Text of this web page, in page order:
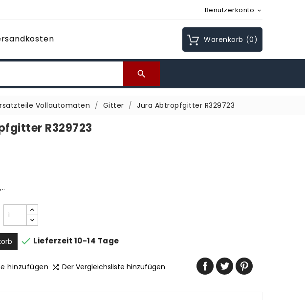
Benutzerkonto 
Warenkorb (0)

Vollautomaten Gitter Jura Abtropfgitter R329723
R329723
 Lieferzeit 10-14 Tage
hinzufügen  Der Vergleichsliste hinzufügen